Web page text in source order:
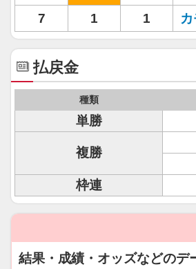
7
1 1
払戻金
種類
単勝
複勝
枠連
結果・成績・オッズなどのデ